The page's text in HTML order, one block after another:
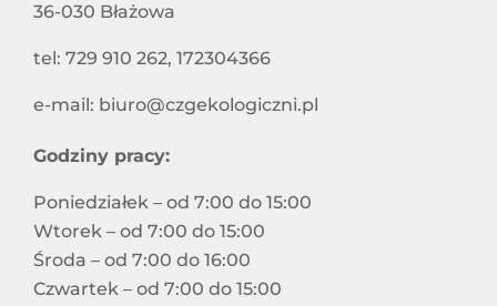
36-030 Błażowa
tel: 729 910 262, 172304366
e-mail: biuro@czgekologiczni.pl
Godziny pracy:
Poniedziałek – od 7:00 do 15:00
Wtorek – od 7:00 do 15:00
Środa – od 7:00 do 16:00
Czwartek – od 7:00 do 15:00